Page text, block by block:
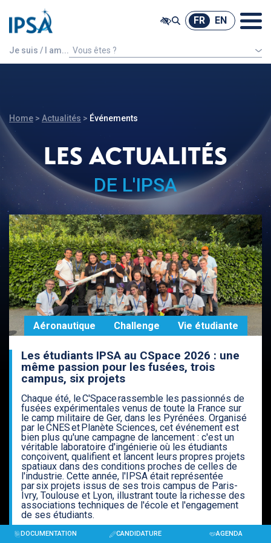
@ -0,0 +1,7 @@
FR EN
Je suis / I am... Vous êtes ?
DOCUMENTATION CANDIDATURE AGENDA
Home > Actualités > Événements
LES ACTUALITÉS
DE L'IPSA
Aéronautique Challenge Vie étudiante
Les étudiants IPSA au CSpace 2026 : une
même passion pour les fusées, trois
campus, six projets
Chaque été, le C'Space rassemble les passionnés de
fusées expérimentales venus de toute la France sur
le camp militaire de Ger, dans les Pyrénées. Organisé
par le CNES et Planète Sciences, cet événement est
bien plus qu'une campagne de lancement : c'est un
véritable laboratoire d'ingénierie où les étudiants
conçoivent, qualifient et lancent leurs propres projets
spatiaux dans des conditions proches de celles de
l'industrie. Cette année, l'IPSA était représentée
par six projets issus de ses trois campus de Paris-
Ivry, Toulouse et Lyon, illustrant toute la richesse des
associations techniques de l'école et l'engagement
de ses étudiants.